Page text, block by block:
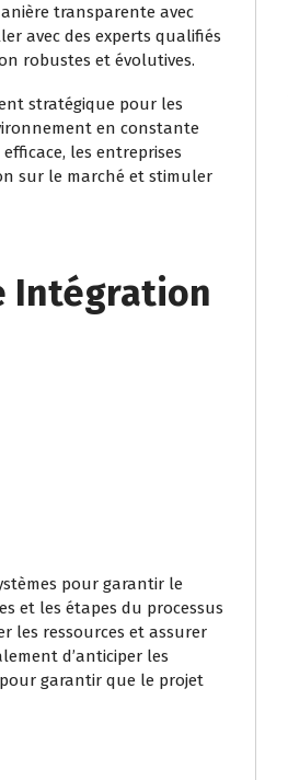
transparente avec
avec des experts qualifiés
robustes et évolutives.
stratégique pour les
en constante
les entreprises
sur le marché et stimuler
Intégration
pour garantir le
et les étapes du processus
les ressources et assurer
d’anticiper les
garantir que le projet